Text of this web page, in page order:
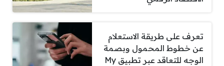
تعرف على طريقة الاستعلام
عن خطوط المحمول وبصمة
الوجه للتعاقد عبر تطبيق My